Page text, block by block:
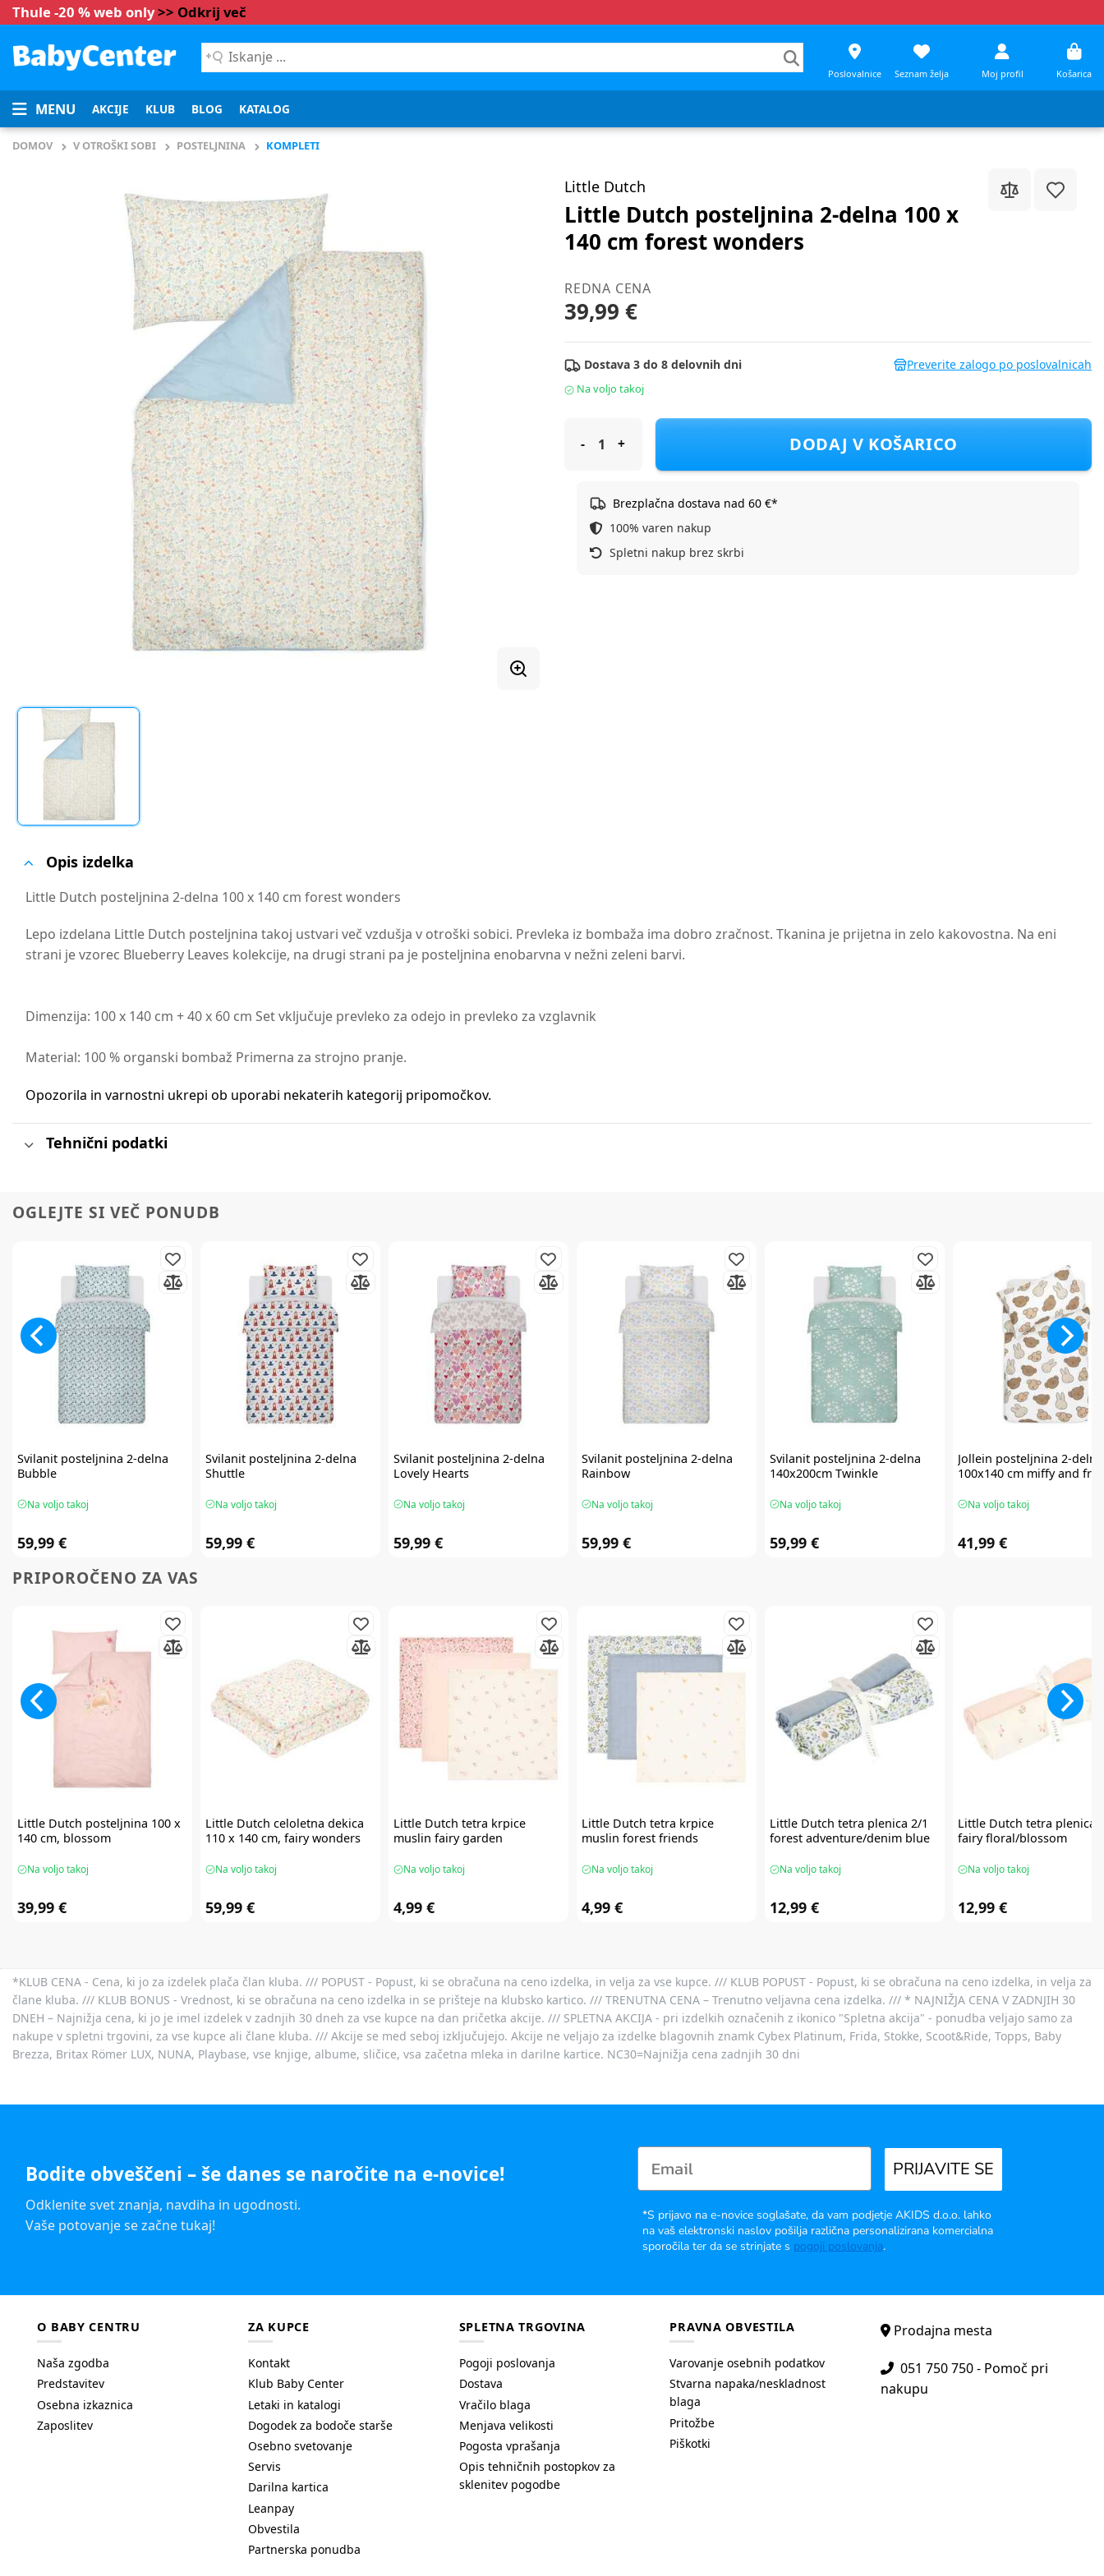
Thule -20 % web only>> Odkrij več
Iskanje
...
Poslovalnice Seznam želja Moj profil Košarica
MENU AKCIJE KLUB BLOG KATALOG
DOMOV V OTROŠKI SOBI POSTELJNINA KOMPLETI
Little Dutch
Little Dutch posteljnina 2-delna 100 x
140 cm forest wonders
REDNA CENA
39,99 €
Dostava 3 do 8 delovnih dni Preverite zalogo po poslovalnicah
Na voljo takoj
Little Dutch posteljnina 2-delna 100 x 140 cm forest wonders
DODAJ V KOŠARICO
Brezplačna dostava nad 60 €*
100% varen nakup
Spletni nakup brez skrbi
Opis izdelka
Little Dutch posteljnina 2-delna 100 x 140 cm forest wonders
Lepo izdelana Little Dutch posteljnina takoj ustvari več vzdušja v otroški sobici. Prevleka iz bombaža ima dobro zračnost. Tkanina je prijetna in zelo kakovostna. Na eni
strani je vzorec Blueberry Leaves kolekcije, na drugi strani pa je posteljnina enobarvna v nežni zeleni barvi.
Dimenzija: 100 x 140 cm + 40 x 60 cm Set vključuje prevleko za odejo in prevleko za vzglavnik
Material: 100 % organski bombaž Primerna za strojno pranje.
Opozorila in varnostni ukrepi ob uporabi nekaterih kategorij pripomočkov.
Tehnični podatki
OGLEJTE SI VEČ PONUDB
Svilanitposteljnina 2-delna
Bubble
Na voljo takoj
59,99 €
Svilanitposteljnina 2-delna
Shuttle
Na voljo takoj
59,99 €
Svilanitposteljnina 2-delna
Lovely Hearts
Na voljo takoj
59,99 €
Svilanitposteljnina 2-delna
Rainbow
Na voljo takoj
59,99 €
Svilanitposteljnina 2-delna
140x200cm Twinkle
Na voljo takoj
59,99 €
Jollein posteljnina 2-delna
100x140 cm miffy and
Na voljo takoj
41,99 €
PRIPOROČENO ZA VAS
Little Dutch posteljnina 100 x
140 cm, blossom
Na voljo takoj
39,99 €
Little Dutch celoletna dekica
110 x 140 cm, fairy wonders
Na voljo takoj
59,99 €
Little Dutch tetra krpice
muslin fairy garden
Na voljo takoj
4,99 €
Little Dutch tetra krpice
muslin forest friends
Na voljo takoj
4,99 €
Little Dutch tetra plenica 2/1
forest adventure/denim blue
Na voljo takoj
12,99 €
Little Dutch tetra plenica
fairy floral/blossom
Na voljo takoj
12,99 €
*KLUB CENA - Cena, ki jo za izdelek plača član kluba. /// POPUST - Popust, ki se obračuna na ceno izdelka, in velja za vse kupce. /// KLUB POPUST - Popust, ki se obračuna na ceno izdelka, in velja za
člane kluba. /// KLUB BONUS - Vrednost, ki se obračuna na ceno izdelka in se prišteje na klubsko kartico. /// TRENUTNA CENA – Trenutno veljavna cena izdelka. /// * NAJNIŽJA CENA V ZADNJIH 30
DNEH – Najnižja cena, ki jo je imel izdelek v zadnjih 30 dneh za vse kupce na dan pričetka akcije. /// SPLETNA AKCIJA - pri izdelkih označenih z ikonico "Spletna akcija" - ponudba veljajo samo za
nakupe v spletni trgovini, za vse kupce ali člane kluba. /// Akcije se med seboj izključujejo. Akcije ne veljajo za izdelke blagovnih znamk Cybex Platinum, Frida, Stokke, Scoot&Ride, Topps, Baby
Brezza, Britax Römer LUX, NUNA, Playbase, vse knjige, albume, sličice, vsa začetna mleka in darilne kartice. NC30=Najnižja cena zadnjih 30 dni
Bodite obveščeni – še danes se naročite na e-novice!
Odklenite svet znanja, navdiha in ugodnosti.
Vaše potovanje se začne tukaj!
PRIJAVITE SE
*S prijavo na e-novice soglašate, da vam podjetje AKIDS d.o.o. lahko
na vaš elektronski naslov pošilja različna personalizirana komercialna
sporočila ter da se strinjate s pogoji poslovanja.
O BABY CENTRU
Naša zgodba
Predstavitev
Osebna izkaznica
Zaposlitev
ZA KUPCE
Kontakt
Klub Baby Center
Letaki in katalogi
Dogodek za bodoče starše
Osebno svetovanje
Servis
Darilna kartica
Leanpay
Obvestila
Partnerska ponudba
SPLETNA TRGOVINA
Pogoji poslovanja
Dostava
Vračilo blaga
Menjava velikosti
Pogosta vprašanja
Opis tehničnih postopkov za
sklenitev pogodbe
PRAVNA OBVESTILA
Varovanje osebnih podatkov
Stvarna napaka/neskladnost
blaga
Pritožbe
Piškotki
Prodajna mesta
051 750 750 - Pomoč pri
nakupu